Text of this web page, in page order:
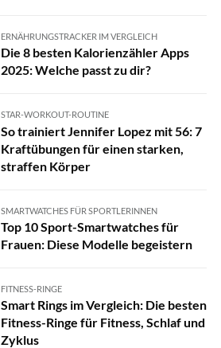
ERNÄHRUNGSTRACKER IM VERGLEICH
Die 8 besten Kalorienzähler Apps
2025: Welche passt zu dir?
STAR-WORKOUT-ROUTINE
So trainiert Jennifer Lopez mit 56: 7
Kraftübungen für einen starken,
straffen Körper
SMARTWATCHES FÜR SPORTLERINNEN
Top 10 Sport-Smartwatches für
Frauen: Diese Modelle begeistern
FITNESS-RINGE
Smart Rings im Vergleich: Die besten
Fitness-Ringe für Fitness, Schlaf und
Zyklus